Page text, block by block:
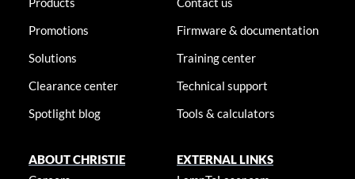
Promotions
Solutions
Clearance center
Spotlight blog
Firmware & documentation
Training center
Technical support
Tools & calculators
ABOUT CHRISTIE
EXTERNAL LINKS